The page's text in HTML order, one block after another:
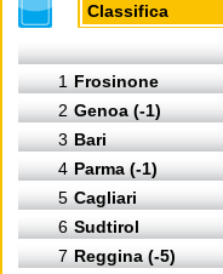
Classifica
1 Frosinone
2 Genoa (-1)
3 Bari
4 Parma (-1)
5 Cagliari
6 Sudtirol
7 Reggina (-5)